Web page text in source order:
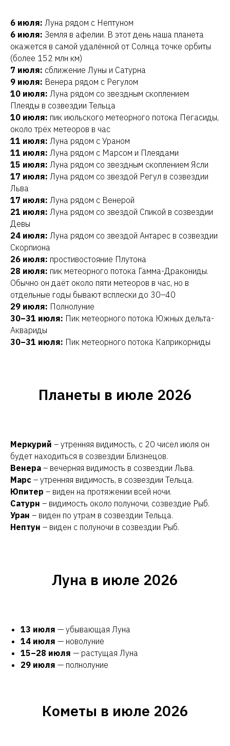
6 июля: Луна рядом с Нептуном
6 июля: Земля в афелии. В этот день наша планета
окажется в самой удалённой от Солнца точке орбиты
(более 152 млн км)
7 июля: сближение Луны и Сатурна
9 июля: Венера рядом с Регулом
10 июля: Луна рядом со звездным скоплением
Плеяды в созвездии Тельца
10 июля: пик июльского метеорного потока Пегасиды,
около трёх метеоров в час
11 июля: Луна рядом с Ураном
11 июля: Луна рядом с Марсом и Плеядами
15 июля: Луна рядом со звездным скоплением Ясли
17 июля: Луна рядом со звездой Регул в созвездии
Льва
17 июля: Луна рядом с Венерой
21 июля: Луна рядом со звездой Спикой в созвездии
Девы
24 июля: Луна рядом со звездой Антарес в созвездии
Скорпиона
26 июля: простивостояние Плутона
28 июля: пик метеорного потока Гамма-Дракониды.
Обычно он даёт около пяти метеоров в час, но в
отдельные годы бывают всплески до 30–40
29 июля: Полнолуние
30–31 июля: Пик метеорного потока Южных дельта-
Аквариды
30–31 июля: Пик метеорного потока Каприкорниды
Планеты в июле 2026
Меркурий – утренняя видимость, с 20 чисел июля он
будет находиться в созвездии Близнецов.
Венера – вечерняя видимость в созвездии Льва.
Марс – утренняя видимость, в созвездии Тельца.
Юпитер – виден на протяжении всей ночи.
Сатурн – видимость около полуночи, созвездие Рыб.
Уран – виден по утрам в созвездии Тельца.
Нептун – виден с полуночи в созвездии Рыб.
Луна в июле 2026
13 июля — убывающая Луна
14 июля — новолуние
15–28 июля — растущая Луна
29 июля — полнолуние
Кометы в июле 2026